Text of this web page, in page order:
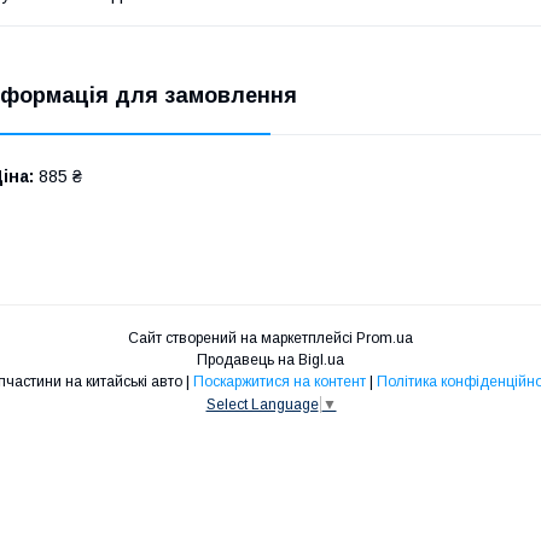
для замовлення
885 ₴
Сайт створений на маркетплейсі Prom.ua
Продавець на Bigl.ua
Запчастини на китайські авто | Поскаржитися на контент | Політика
Select Language ▼